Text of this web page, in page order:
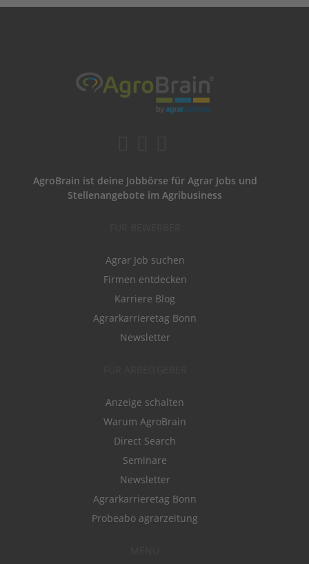
AgroBrain ist deine Jobbörse für Agrar Jobs und
Stellenangebote im Agribusiness
Agrar Job suchen
Firmen entdecken
Karriere Blog
Agrarkarrieretag Bonn
Newsletter
Anzeige schalten
Warum AgroBrain
Direct Search
Seminare
Newsletter
Agrarkarrieretag Bonn
Probeabo agrarzeitung